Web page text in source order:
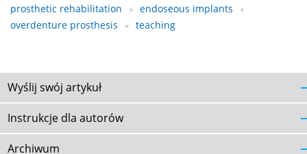
prosthetic rehabilitation
endoseous implants
overdenture prosthesis
teaching
Wyślij swój artykuł
Instrukcje dla autorów
Archiwum